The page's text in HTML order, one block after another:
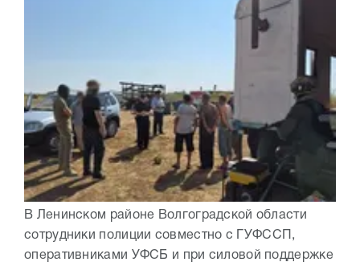
В Ленинском районе Волгоградской области
сотрудники полиции совместно с ГУФССП,
оперативниками УФСБ и при силовой поддержке